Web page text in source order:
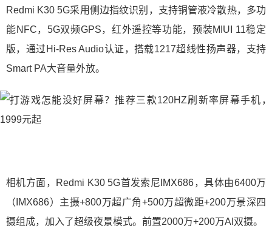
Redmi K30 5G采用侧边指纹识别，支持铜管液冷散热，多功
能NFC，5G双频GPS，红外遥控等功能，预装MIUI 11稳定
版，通过Hi-Res Audio认证，搭载1217超线性扬声器，支持
Smart PA大音量外放。
相机方面，Redmi K30 5G首发索尼IMX686，具体由6400万
（IMX686）主摄+800万超广角+500万超微距+200万景深四
摄组成，加入了超级夜景模式。前置2000万+200万AI双摄。